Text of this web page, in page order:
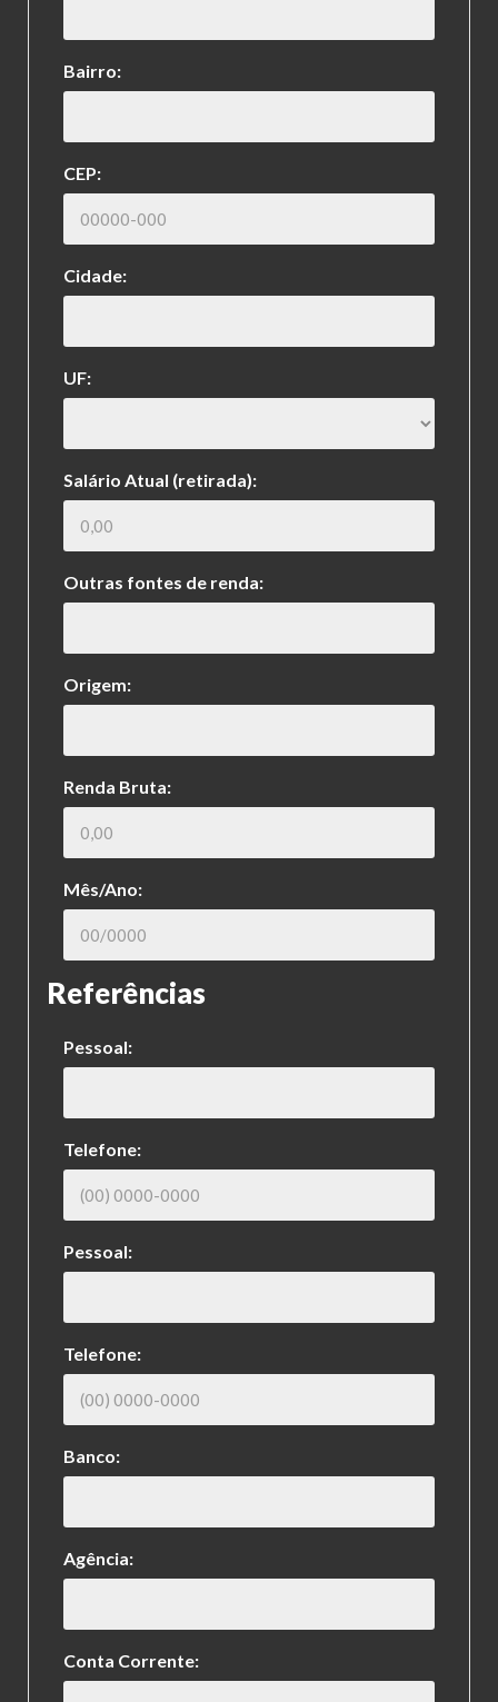
Bairro:
CEP:
Cidade:
UF:
Salário Atual (retirada):
Outras fontes de renda:
Origem:
Renda Bruta:
Mês/Ano:
Referências
Pessoal:
Telefone:
Pessoal:
Telefone:
Banco:
Agência:
Conta Corrente: